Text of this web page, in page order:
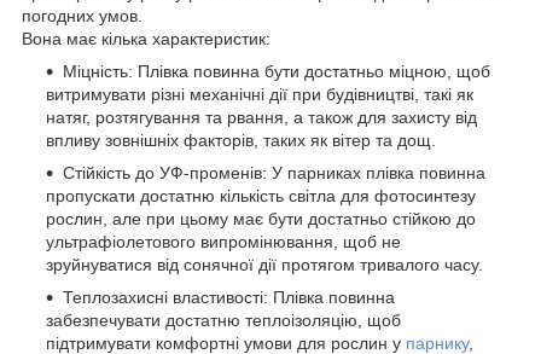
погодних умов.
Вона має кілька характеристик:
Міцність: Плівка повинна бути достатньо міцною, щоб
витримувати різні механічні дії при будівництві, такі як
натяг, розтягування та рвання, а також для захисту від
впливу зовнішніх факторів, таких як вітер та дощ.
Стійкість до УФ-променів: У парниках плівка повинна
пропускати достатню кількість світла для фотосинтезу
рослин, але при цьому має бути достатньо стійкою до
ультрафіолетового випромінювання, щоб не
зруйнуватися від сонячної дії протягом тривалого часу.
Теплозахисні властивості: Плівка повинна
забезпечувати достатню теплоізоляцію, щоб
підтримувати комфортні умови для рослин у парнику,